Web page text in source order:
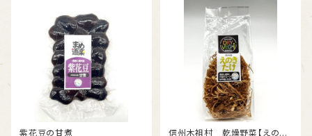
紫花豆の甘煮
信州木祖村 乾燥野菜【えのき